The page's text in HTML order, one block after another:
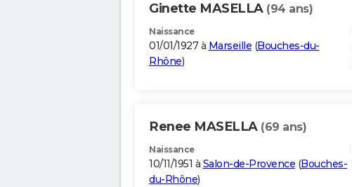
Ginette MASELLA (94 ans)
Naissance
01/01/1927 à Marseille (Bouches-du-
Rhône)
Renee MASELLA (69 ans)
Naissance
10/11/1951 à Salon-de-Provence (Bouches-
du-Rhône)